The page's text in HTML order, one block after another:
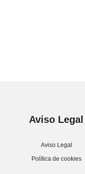
Aviso Legal
Aviso Legal
Política de cookies